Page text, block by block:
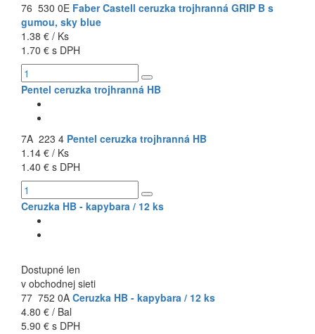
76 530 0E Faber Castell ceruzka trojhranná GRIP B s
gumou, sky blue
1.38 € / Ks
1.70 € s DPH
Pentel ceruzka trojhranná HB
7A 223 4 Pentel ceruzka trojhranná HB
1.14 € / Ks
1.40 € s DPH
Ceruzka HB - kapybara / 12 ks
Dostupné len
v obchodnej sieti
77 752 0A Ceruzka HB - kapybara / 12 ks
4.80 € / Bal
5.90 € s DPH